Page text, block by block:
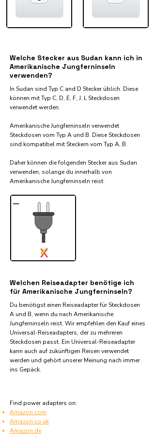
Welche Stecker aus Sudan kann ich in
Amerikanische Jungferninseln
verwenden?
In Sudan sind Typ C and D Stecker üblich. Diese
können mit Typ C, D, E, F, J, L Steckdosen
verwendet werden.
Amerikanische Jungferninseln verwendet
Steckdosen vom Typ A und B. Diese Steckdosen
sind kompatibel mit Steckern vom Typ A, B.
Daher können die folgenden Stecker aus Sudan
verwenden, solange du innerhalb von
Amerikanische Jungferninseln reist:​
...
X
✓
Welchen Reiseadapter benötige ich
für Amerikanische Jungferninseln?
Du benötigst einen Reiseadapter für Steckdosen
A und B, wenn du nach Amerikanische
Jungferninseln reist. Wir empfehlen den Kauf eines
Universal-Reiseadapters, der zu mehreren
Steckdosen passt. Ein Universal-Reiseadapter
kann auch auf zukünftigen Reisen verwendet
werden und gehört unserer Meinung nach immer
ins Gepäck.
Find power adapters on:
Amazon.com
Amazon.co.uk
Amazon.de